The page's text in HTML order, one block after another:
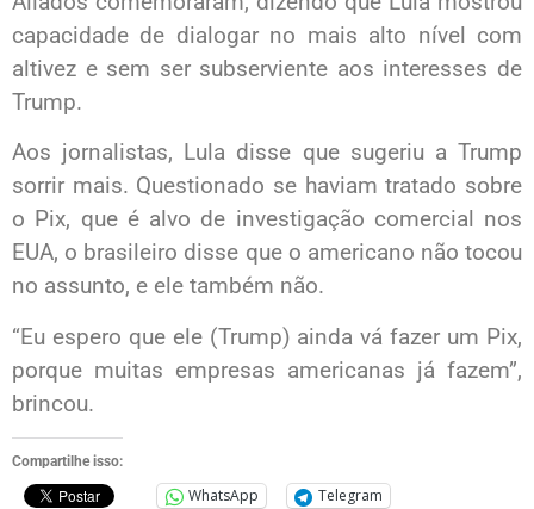
capacidade de dialogar no mais alto nível com
altivez e sem ser subserviente aos interesses de
Trump.
Aos jornalistas, Lula disse que sugeriu a Trump
sorrir mais. Questionado se haviam tratado sobre
o Pix, que é alvo de investigação comercial nos
EUA, o brasileiro disse que o americano não tocou
no assunto, e ele também não.
“Eu espero que ele (Trump) ainda vá fazer um Pix,
porque muitas empresas americanas já fazem”,
brincou.
Compartilhe isso:
WhatsApp Telegram